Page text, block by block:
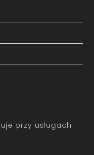
przy usługach